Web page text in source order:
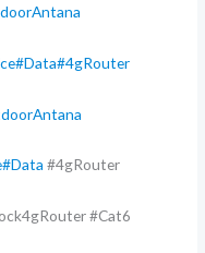
#Data#4gRouter
#Data #4gRouter
#Cat6